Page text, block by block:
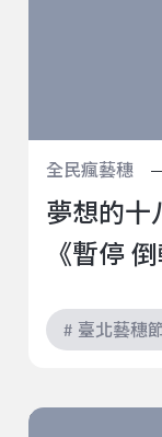
全民瘋藝穗
夢想的十
《暫停
# 臺北藝穗
Double｜2022臺